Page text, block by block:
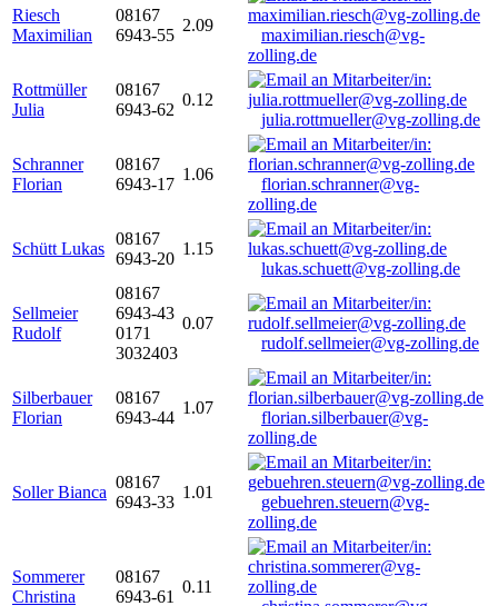
Riesch
Maximilian
08167
6943-55
2.09
maximilian.riesch@vg-
zolling.de
Rottmüller
Julia
08167
6943-62
0.12
julia.rottmueller@vg-zolling.de
Schranner
Florian
08167
6943-17
1.06
florian.schranner@vg-
zolling.de
Schütt Lukas
08167
6943-20
1.15
lukas.schuett@vg-zolling.de
Sellmeier
Rudolf
08167
6943-43
0171
3032403
0.07
rudolf.sellmeier@vg-zolling.de
Silberbauer
Florian
08167
6943-44
1.07
florian.silberbauer@vg-
zolling.de
Soller Bianca
08167
6943-33
1.01
gebuehren.steuern@vg-
zolling.de
Sommerer
Christina
08167
6943-61
0.11